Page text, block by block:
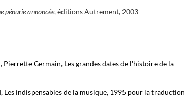
pénurie annoncée, éditions Autrement, 2003
Germain, Les grandes dates de l'histoire de la
Les indispensables de la musique, 1995 pour la traduction